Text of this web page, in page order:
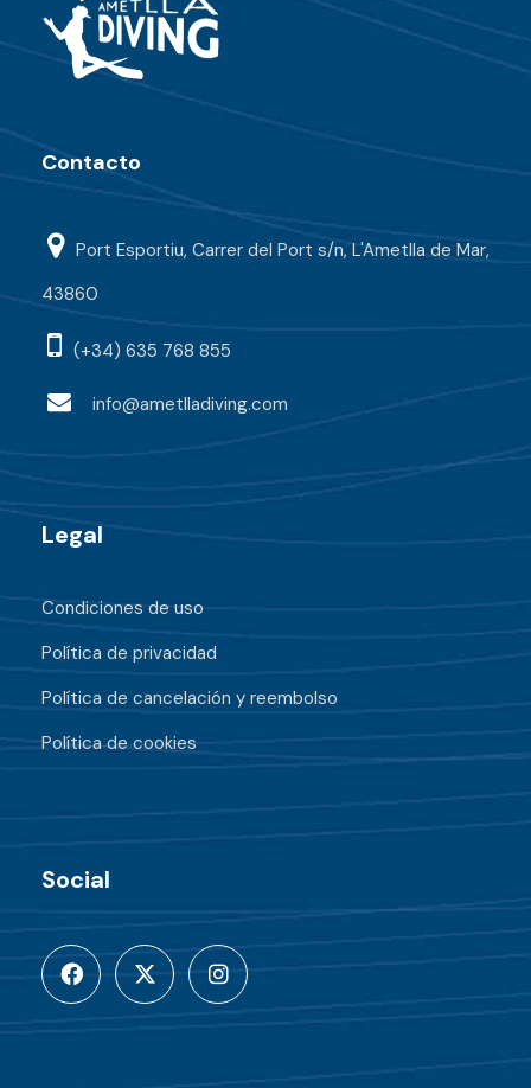
Contacto
Port Esportiu, Carrer del Port s/n, L'Ametlla de Mar,
43860
(+34) 635 768 855
info@ametlladiving.com
Legal
Condiciones de uso
Política de privacidad
Política de cancelación y reembolso
Política de cookies
Social